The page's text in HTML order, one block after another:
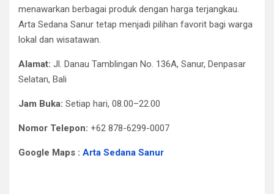
menawarkan berbagai produk dengan harga terjangkau.
Arta Sedana Sanur tetap menjadi pilihan favorit bagi warga
lokal dan wisatawan.​
Alamat: Jl. Danau Tamblingan No. 136A, Sanur, Denpasar
Selatan, Bali​
Jam Buka: Setiap hari, 08.00–22.00​
Nomor Telepon: +62 878-6299-0007
Google Maps : Arta Sedana Sanur